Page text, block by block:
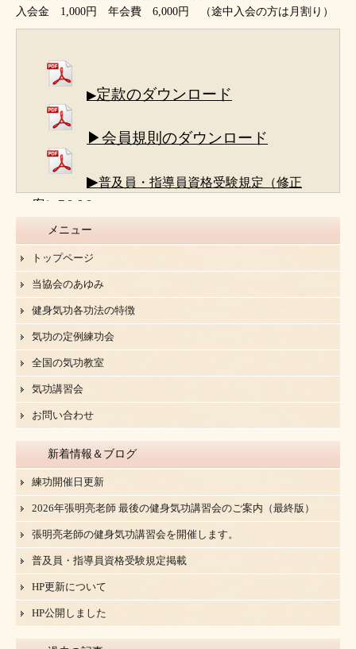
入会金 1,000円 年会費 6,000円 （途中入会の方は月割り）
▶定款のダウンロード
▶会員規則のダウンロード
▶普及員・指導員資格受験規定（修正
案）R8.6.8
メニュー
トップページ
当協会のあゆみ
健身気功各功法の特徴
気功の定例練功会
全国の気功教室
気功講習会
お問い合わせ
新着情報＆ブログ
練功開催日更新
2026年張明亮老師 最後の健身気功講習会のご案内（最終版）
張明亮老師の健身気功講習会を開催します。
普及員・指導員資格受験規定掲載
HP更新について
HP公開しました